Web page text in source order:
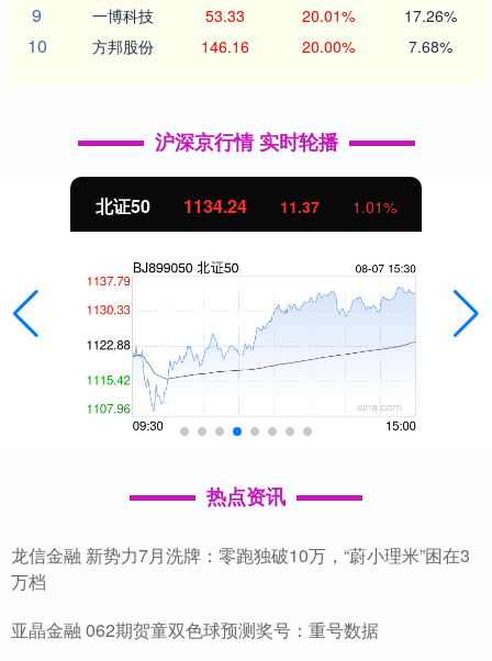
9 一博科技 53.33 20.01% 17.26%
10 方邦股份 146.16 20.00% 7.68%
沪深京行情 实时轮播
北证50 1134.24 11.37 1.01%
热点资讯
龙信金融 新势力7月洗牌：零跑独破10万，“蔚小理米”困在3
万档
亚晶金融 062期贺童双色球预测奖号：重号数据